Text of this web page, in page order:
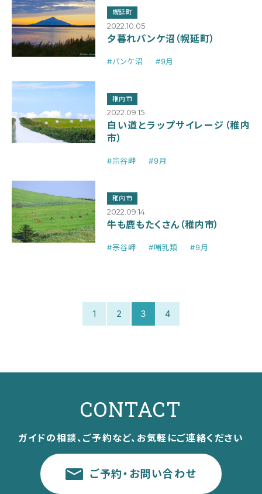
幌延町
2022.10.05
夕暮れパンケ沼（幌延町）
#パンケ沼 #9月
稚内市
2022.09.15
白い道とラップサイレージ（稚内
市）
#宗谷岬 #9月
稚内市
2022.09.14
牛も鹿もたくさん（稚内市）
#宗谷岬 #哺乳類 #9月
1 2 3 4
CONTACT
ガイドの相談、ご予約など、お気軽にご連絡ください
ご予約・お問い合わせ